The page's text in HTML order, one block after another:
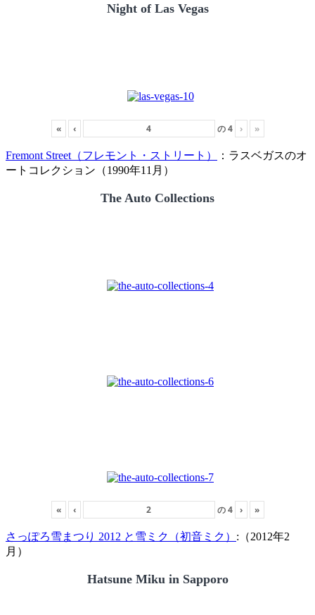
Night of Las Vegas
« ‹ の4 › »
Fremont Street（フレモント・ストリート）
：ラスベガスのオ
ートコレクション（1990年11月）
The Auto Collections
« ‹ の4 › »
さっぽろ雪まつり 2012 と雪ミク（初音ミク） :（2012年2
月）
Hatsune Miku in Sapporo